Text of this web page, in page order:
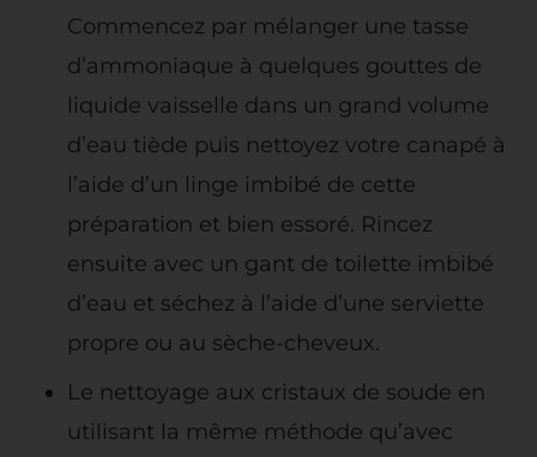
Commencez par mélanger une tasse
d’ammoniaque à quelques gouttes de
liquide vaisselle dans un grand volume
d’eau tiède puis nettoyez votre canapé à
l’aide d’un linge imbibé de cette
préparation et bien essoré. Rincez
ensuite avec un gant de toilette imbibé
d’eau et séchez à l’aide d’une serviette
propre ou au sèche-cheveux.
Le nettoyage aux cristaux de soude en
utilisant la même méthode qu’avec